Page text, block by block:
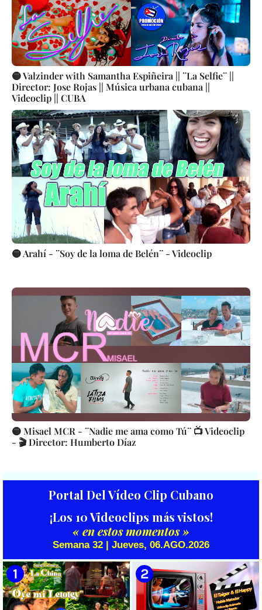
🟡 Valzinder with Samantha Espiñeira || ¨La Selfie¨ ||
Director: Jose Rojas || Música urbana cubana ||
Videoclip || CUBA
🟡 Arahí - ¨Soy de la loma de Belén¨ - Videoclip
🟡 Misael MCR - ¨Nadie me ama como Tú¨ 📺 Videoclip
- 🎬 Director: Humberto Díaz
Portal Del Vídeo Clip Cubano
¡Los 10 Videoclips más vistos!
« en estos momentos »
Semana 32 | Jueves, 06.AGO.2026